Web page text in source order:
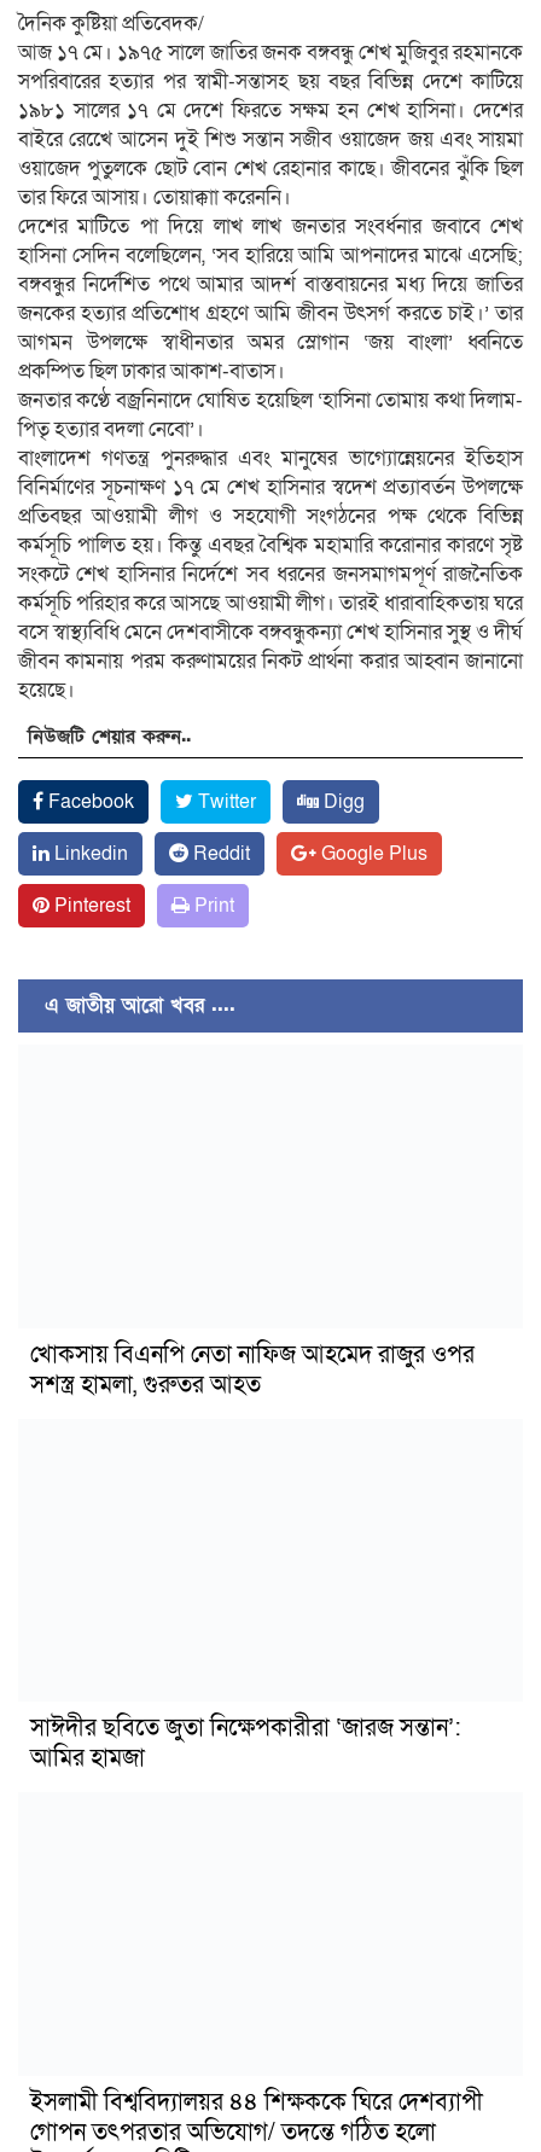
দৈনিক কুষ্টিয়া প্রতিবেদক/
আজ ১৭ মে। ১৯৭৫ সালে জাতির জনক বঙ্গবন্ধু শেখ মুজিবুর রহমানকে
সপরিবারের হত্যার পর স্বামী-সন্তাসহ ছয় বছর বিভিন্ন দেশে কাটিয়ে
১৯৮১ সালের ১৭ মে দেশে ফিরতে সক্ষম হন শেখ হাসিনা। দেশের
বাইরে রেখেে আসেন দুই শিশু সন্তান সজীব ওয়াজেদ জয় এবং সায়মা
ওয়াজেদ পুতুলকে ছোট বোন শেখ রেহানার কাছে। জীবনের ঝুঁকি ছিল
তার ফিরে আসায়। তোয়াক্কাা করেননি।
দেশের মাটিতে পা দিয়ে লাখ লাখ জনতার সংবর্ধনার জবাবে শেখ
হাসিনা সেদিন বলেছিলেন, ‘সব হারিয়ে আমি আপনাদের মাঝে এসেছি;
বঙ্গবন্ধুর নির্দেশিত পথে আমার আদর্শ বাস্তবায়নের মধ্য দিয়ে জাতির
জনকের হত্যার প্রতিশোধ গ্রহণে আমি জীবন উৎসর্গ করতে চাই।’ তার
আগমন উপলক্ষে স্বাধীনতার অমর স্লোগান ‘জয় বাংলা’ ধ্বনিতে
প্রকম্পিত ছিল ঢাকার আকাশ-বাতাস।
জনতার কণ্ঠে বজ্রনিনাদে ঘোষিত হয়েছিল ‘হাসিনা তোমায় কথা দিলাম-
পিতৃ হত্যার বদলা নেবো’।
বাংলাদেশ গণতন্ত্র পুনরুদ্ধার এবং মানুষের ভাগ্যোন্নেয়নের ইতিহাস
বিনির্মাণের সূচনাক্ষণ ১৭ মে শেখ হাসিনার স্বদেশ প্রত্যাবর্তন উপলক্ষে
প্রতিবছর আওয়ামী লীগ ও সহযোগী সংগঠনের পক্ষ থেকে বিভিন্ন
কর্মসূচি পালিত হয়। কিন্তু এবছর বৈশ্বিক মহামারি করোনার কারণে সৃষ্ট
সংকটে শেখ হাসিনার নির্দেশে সব ধরনের জনসমাগমপূর্ণ রাজনৈতিক
কর্মসূচি পরিহার করে আসছে আওয়ামী লীগ। তারই ধারাবাহিকতায় ঘরে
বসে স্বাস্থ্যবিধি মেনে দেশবাসীকে বঙ্গবন্ধুকন্যা শেখ হাসিনার সুস্থ ও দীর্ঘ
জীবন কামনায় পরম করুণাময়ের নিকট প্রার্থনা করার আহ্বান জানানো
হয়েছে।
নিউজটি শেয়ার করুন..
Facebook Twitter
Digg
Linkedin
Reddit
Google Plus
Pinterest
Print
এ জাতীয় আরো খবর ....
খোকসায় বিএনপি নেতা নাফিজ আহমেদ রাজুর ওপর
সশস্ত্র হামলা, গুরুতর আহত
সাঈদীর ছবিতে জুতা নিক্ষেপকারীরা ‘জারজ সন্তান’:
আমির হামজা
ইসলামী বিশ্ববিদ্যালয়র ৪৪ শিক্ষককে ঘিরে দেশব্যাপী
গোপন তৎপরতার অভিযোগ/ তদন্তে গঠিত হলো